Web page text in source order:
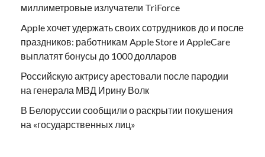
миллиметровые излучатели TriForce
Apple хочет удержать своих сотрудников до и после
праздников: работникам Apple Store и AppleCare
выплатят бонусы до 1000 долларов
Российскую актрису арестовали после пародии
на генерала МВД Ирину Волк
В Белоруссии сообщили о раскрытии покушения
на «государственных лиц»